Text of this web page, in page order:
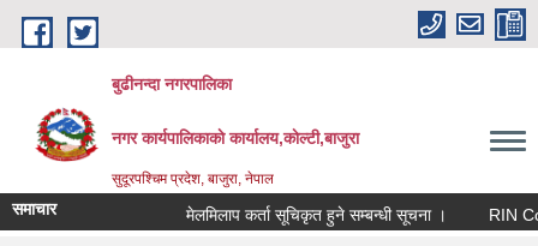
Skip to main content
बुढीनन्दा नगरपालिका
नगर कार्यपालिकाकाे कार्यालय,काेल्टी,बाजुरा
सुदूरपश्चिम प्रदेश, बाजुरा, नेपाल
समाचार मेलमिलाप कर्ता सूचिकृत हुने सम्बन्धी सूचना । RIN